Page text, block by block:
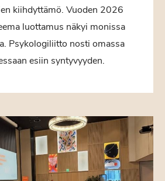
kiihdyttämö. Vuoden 2026
luottamus näkyi monissa
Psykologiliitto nosti omassa
esiin syntyvyyden.